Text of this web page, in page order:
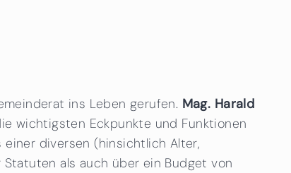
ins Leben gerufen. Mag. Harald
wichtigsten Eckpunkte und Funktionen
diversen (hinsichtlich Alter,
als auch über ein Budget von